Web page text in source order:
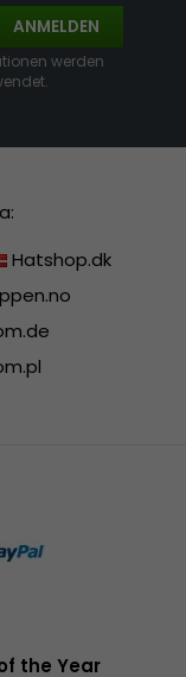
ANMELDEN
werden
Hatshop.dk
the Year